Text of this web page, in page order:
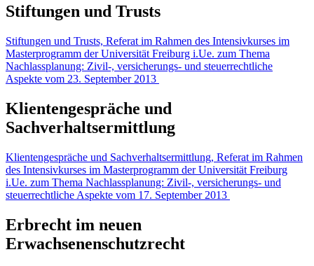
Stiftungen und Trusts
Stiftungen und Trusts, Referat im Rahmen des Intensivkurses im
Masterprogramm der Universität Freiburg i.Ue. zum Thema
Nachlassplanung: Zivil-, versicherungs- und steuerrechtliche
Aspekte vom 23. September 2013
Klientengespräche und
Sachverhaltsermittlung
Klientengespräche und Sachverhaltsermittlung, Referat im Rahmen
des Intensivkurses im Masterprogramm der Universität Freiburg
i.Ue. zum Thema Nachlassplanung: Zivil-, versicherungs- und
steuerrechtliche Aspekte vom 17. September 2013
Erbrecht im neuen
Erwachsenenschutzrecht